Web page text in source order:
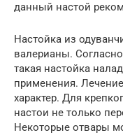
данный настой
Настойка из
валерианы.
такая настойка
применения.
характер. Для
настои не только
Некоторые отвары